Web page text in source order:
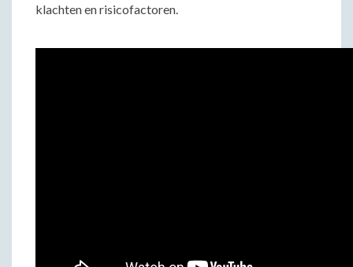
klachten en risicofactoren.